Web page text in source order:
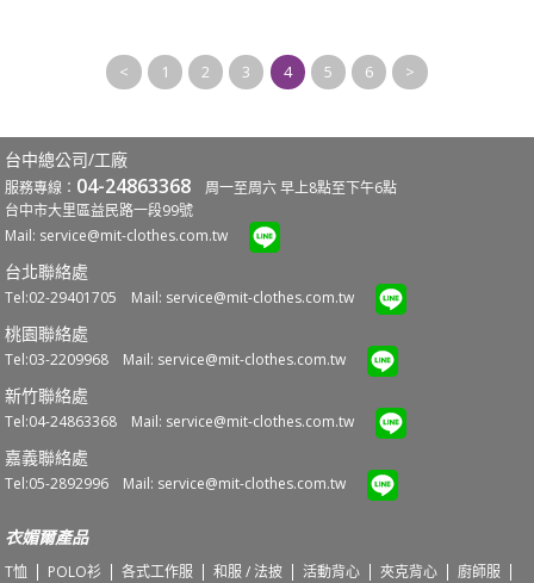
< 1 2 3 4 5 6 >
台中總公司/工廠
服務專線： 04-24863368 周一至周六 早上8點至下午6點
台中市大里區益民路一段99號
Mail: service@mit-clothes.com.tw
台北聯絡處
Tel:02-29401705 Mail: service@mit-clothes.com.tw
桃園聯絡處
Tel:03-2209968 Mail: service@mit-clothes.com.tw
新竹聯絡處
Tel:04-24863368 Mail: service@mit-clothes.com.tw
嘉義聯絡處
Tel:05-2892996 Mail: service@mit-clothes.com.tw
衣媚爾產品
T恤 POLO衫 各式工作服 和服 / 法披 活動背心 夾克背心 廚師服